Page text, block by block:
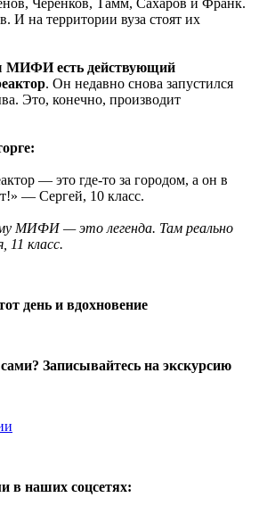
И на территории вуза стоят их
МИФИ есть действующий
. Он недавно снова запустился
Это, конечно, производит
— это где-то за городом, а он в
— Сергей, 10 класс.
МИФИ — это легенда. Там реально
класс.
день и вдохновение
Записывайтесь на экскурсию
в наших соцсетях: